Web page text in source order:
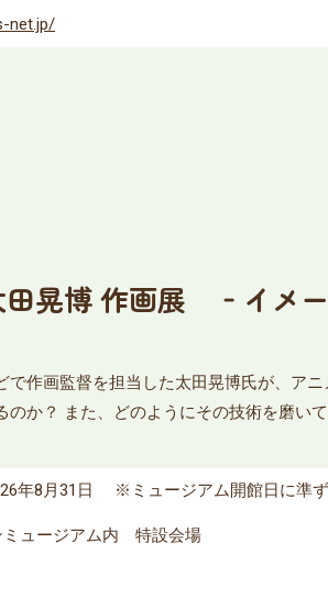
net.jp/
田晃博 作画展 ‐イメ
作画監督を担当した太田晃博氏が、ア
か？ また、どのようにその技術を磨い
年8月31日 ※ミュージアム開館日に準
ミュージアム内 特設会場